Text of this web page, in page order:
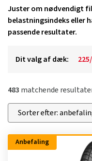
Juster om nødvendigt
belastningsindeks eller
passende resultater.
Dit valg af dæk:
483 matchende
Anbefaling